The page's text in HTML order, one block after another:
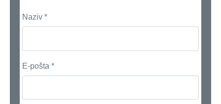
Naziv *
E-pošta *